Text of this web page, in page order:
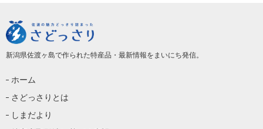
新潟県佐渡ヶ島で作られた特産品・最新情報をまいにち発信。
ホーム
さどっさりとは
しまだより